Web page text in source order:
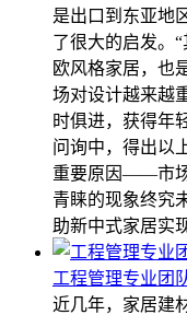
是出口到东亚地
了很大的启发。
欧风格家居，也
场对设计越来越
时俱进，获得年
问询中，得出以
重要原因——市
青睐的现象终究
助新中式家居实
工程管理专业团
近几年，家居建